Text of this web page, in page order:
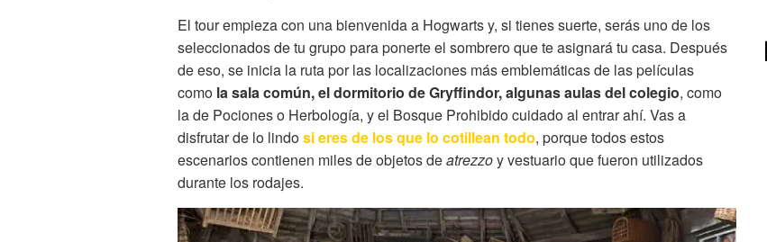
El tour empieza con una bienvenida a Hogwarts y, si tienes suerte, serás uno de los
seleccionados de tu grupo para ponerte el sombrero que te asignará tu casa. Después
de eso, se inicia la ruta por las localizaciones más emblemáticas de las películas
como la sala común, el dormitorio de Gryffindor, algunas aulas del colegio, como
la de Pociones o Herbología, y el Bosque Prohibido cuidado al entrar ahí. Vas a
disfrutar de lo lindosi eres de los que lo cotillean todo, porque todos estos
escenarios contienen miles de objetos deatrezzoy vestuario que fueron utilizados
durante los rodajes.